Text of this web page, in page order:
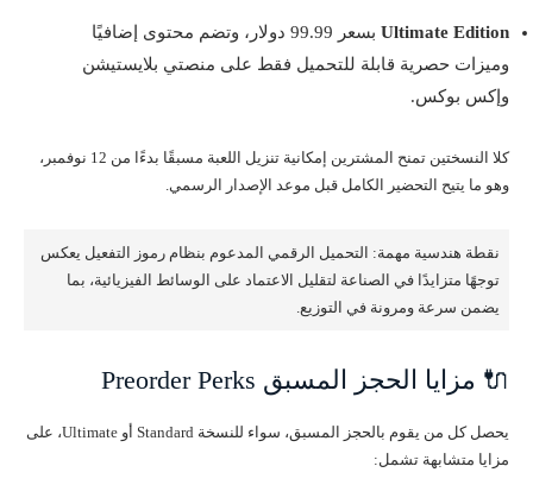
Ultimate Edition
بسعر 99.99 دولار، وتضم محتوى إضافيًا
وميزات حصرية قابلة للتحميل فقط على منصتي بلايستيشن
وإكس بوكس.
كلا النسختين تمنح المشترين إمكانية تنزيل اللعبة مسبقًا بدءًا من 12 نوفمبر،
وهو ما يتيح التحضير الكامل قبل موعد الإصدار الرسمي.
نقطة هندسية مهمة: التحميل الرقمي المدعوم بنظام رموز التفعيل يعكس
توجهًا متزايدًا في الصناعة لتقليل الاعتماد على الوسائط الفيزيائية، بما
يضمن سرعة ومرونة في التوزيع.
🔌 مزايا الحجز المسبق Preorder Perks
يحصل كل من يقوم بالحجز المسبق، سواء للنسخة Standard أو Ultimate، على
مزايا متشابهة تشمل: